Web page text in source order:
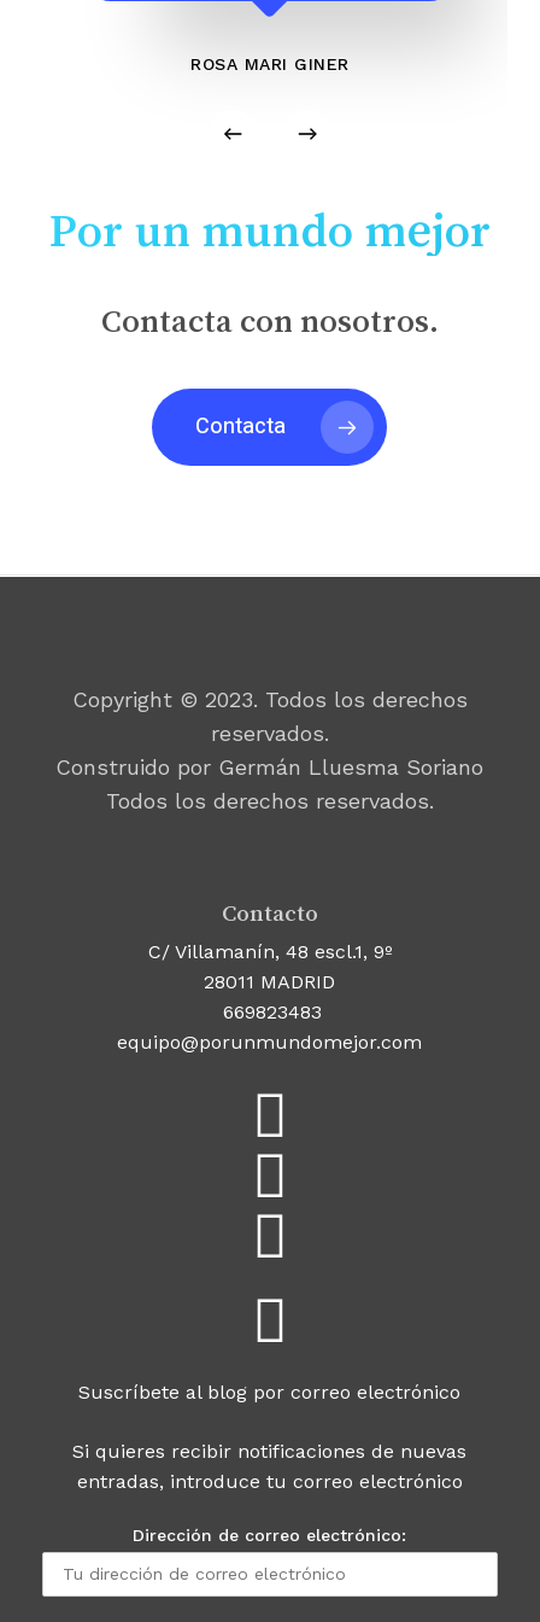
ROSA MARI GINER
Por un mundo mejor
Contacta con nosotros.
Contacta
Copyright © 2023. Todos los derechos
reservados.
Construido por Germán Lluesma Soriano
Todos los derechos reservados.
Contacto
C/ Villamanín, 48 escl.1, 9º
28011 MADRID
669823483
equipo@porunmundomejor.com
Suscríbete al blog por correo electrónico
Si quieres recibir notificaciones de nuevas
entradas, introduce tu correo electrónico
Dirección de correo electrónico: